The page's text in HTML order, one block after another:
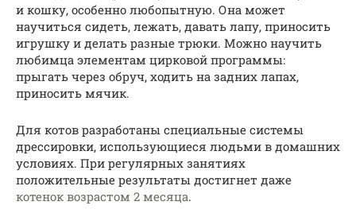
и кошку, особенно любопытную. Она может
научиться сидеть, лежать, давать лапу, приносить
игрушку и делать разные трюки. Можно научить
любимца элементам цирковой программы:
прыгать через обруч, ходить на задних лапах,
приносить мячик.
Для котов разработаны специальные системы
дрессировки, использующиеся людьми в домашних
условиях. При регулярных занятиях
положительные результаты достигнет даже
котенок возрастом 2 месяца.